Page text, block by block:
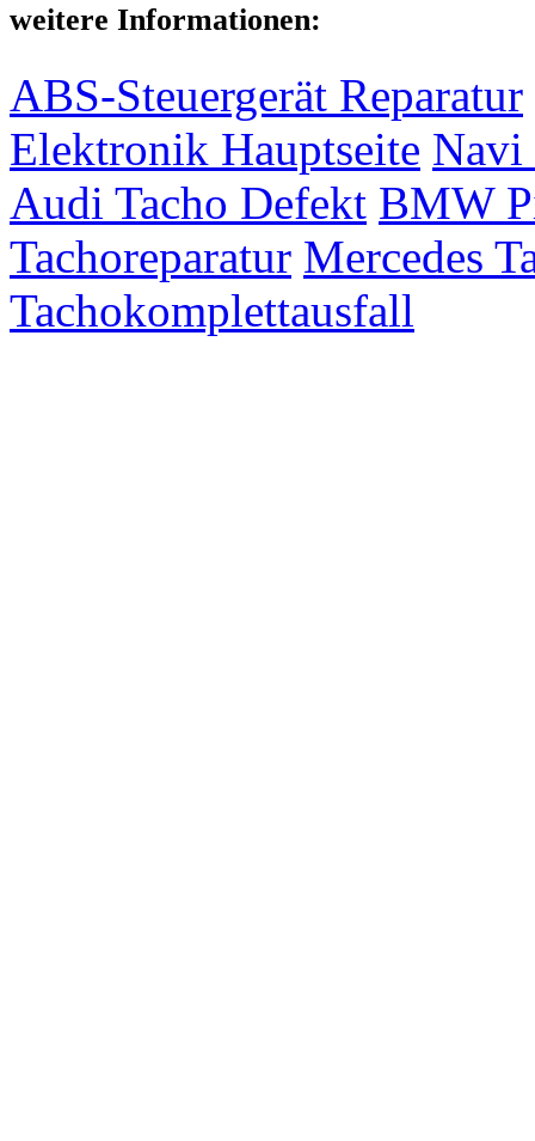
weitere Informationen:
ABS-Steuergerät Reparatur
Elektronik Hauptseite Navi
Audi Tacho Defekt BMW
Tachoreparatur Mercedes
Tachokomplettausfall